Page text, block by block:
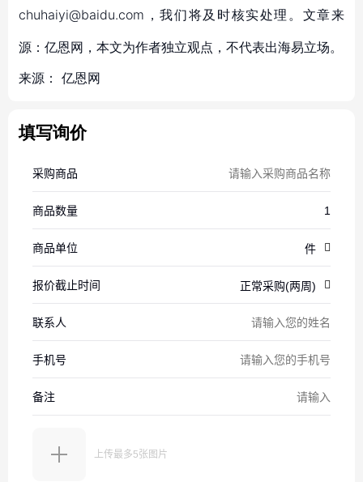
chuhaiyi@baidu.com，我们将及时核实处理。文章来
源：亿恩网，本文为作者独立观点，不代表出海易立场。
来源： 亿恩网
填写询价